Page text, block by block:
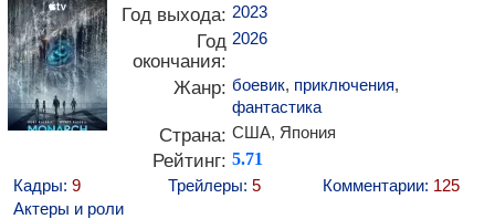
Год выхода: 2023
Год
окончания:
2026
Жанр: боевик, приключения,
фантастика
Страна: США, Япония
Рейтинг: 5.71
Кадры: 9 Трейлеры: 5 Комментарии: 125
Актеры и роли